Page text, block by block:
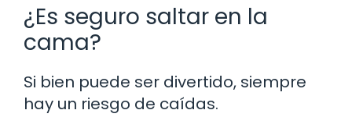
¿Es seguro saltar en la
cama?
Si bien puede ser divertido, siempre
hay un riesgo de caídas.